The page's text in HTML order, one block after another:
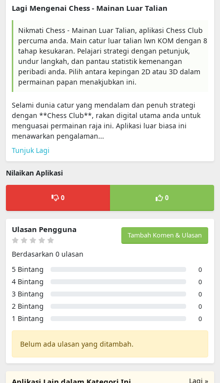
Lagi Mengenai Chess - Mainan Luar Talian
Nikmati Chess - Mainan Luar Talian, aplikasi Chess Club
percuma anda. Main catur luar talian lwn KOM dengan 8
tahap kesukaran. Pelajari strategi dengan petunjuk,
undur langkah, dan pantau statistik kemenangan
peribadi anda. Pilih antara kepingan 2D atau 3D dalam
permainan papan menakjubkan ini.
Selami dunia catur yang mendalam dan penuh strategi
dengan **Chess Club**, rakan digital utama anda untuk
menguasai permainan raja ini. Aplikasi luar biasa ini
menawarkan pengalaman...
Tunjuk Lagi
Nilaikan Aplikasi
0 0
Tambah Komen & Ulasan
Ulasan Pengguna
Berdasarkan 0 ulasan
5 Bintang
0
4 Bintang 0
3 Bintang 0
2 Bintang 0
1 Bintang 0
Belum ada ulasan yang ditambah.
Lagi »